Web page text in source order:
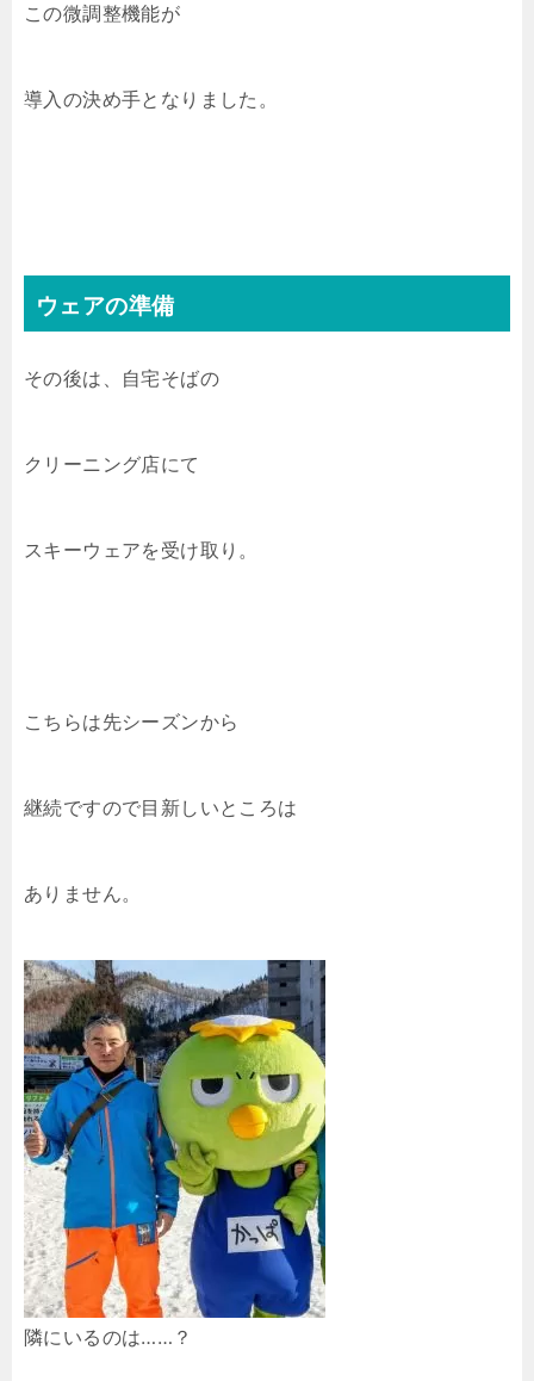
この微調整機能が
導入の決め手となりました。
ウェアの準備
その後は、自宅そばの
クリーニング店にて
スキーウェアを受け取り。
こちらは先シーズンから
継続ですので目新しいところは
ありません。
隣にいるのは……？